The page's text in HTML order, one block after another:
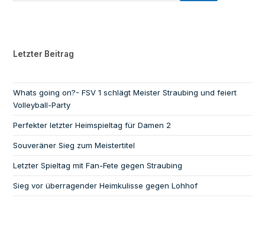
Letzter Beitrag
Whats going on?- FSV 1 schlägt Meister Straubing und feiert
Volleyball-Party
Perfekter letzter Heimspieltag für Damen 2
Souveräner Sieg zum Meistertitel
Letzter Spieltag mit Fan-Fete gegen Straubing
Sieg vor überragender Heimkulisse gegen Lohhof